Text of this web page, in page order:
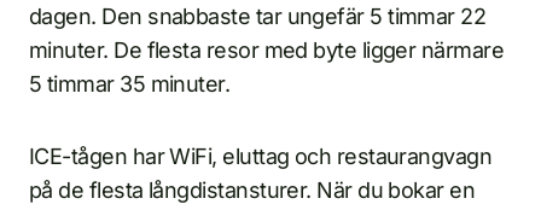
dagen. Den snabbaste tar ungefär 5 timmar 22
minuter. De flesta resor med byte ligger närmare
5 timmar 35 minuter.
ICE-tågen har WiFi, eluttag och restaurangvagn
på de flesta långdistansturer. När du bokar en